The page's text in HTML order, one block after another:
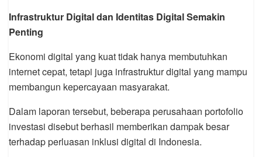
Infrastruktur Digital dan Identitas Digital Semakin
Penting
Ekonomi digital yang kuat tidak hanya membutuhkan
internet cepat, tetapi juga infrastruktur digital yang mampu
membangun kepercayaan masyarakat.
Dalam laporan tersebut, beberapa perusahaan portofolio
investasi disebut berhasil memberikan dampak besar
terhadap perluasan inklusi digital di Indonesia.